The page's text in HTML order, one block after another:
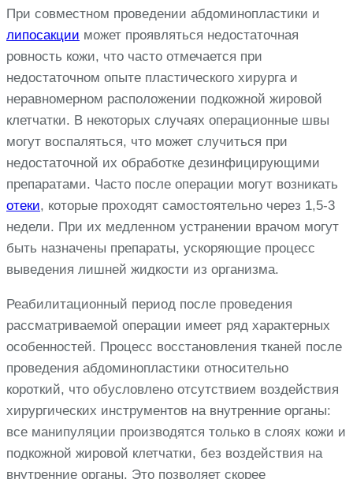
При совместном проведении абдоминопластики и
липосакции может проявляться недостаточная
ровность кожи, что часто отмечается при
недостаточном опыте пластического хирурга и
неравномерном расположении подкожной жировой
клетчатки. В некоторых случаях операционные швы
могут воспаляться, что может случиться при
недостаточной их обработке дезинфицирующими
препаратами. Часто после операции могут возникать
отеки, которые проходят самостоятельно через 1,5-3
недели. При их медленном устранении врачом могут
быть назначены препараты, ускоряющие процесс
выведения лишней жидкости из организма.
Реабилитационный период после проведения
рассматриваемой операции имеет ряд характерных
особенностей. Процесс восстановления тканей после
проведения абдоминопластики относительно
короткий, что обусловлено отсутствием воздействия
хирургических инструментов на внутренние органы:
все манипуляции производятся только в слоях кожи и
подкожной жировой клетчатки, без воздействия на
внутренние органы. Это позволяет скорее